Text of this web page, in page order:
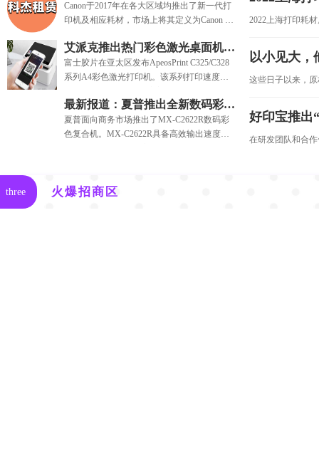
Canon于2017年在各大区域均推出了新一代打
印机及相应耗材，市场上将其定义为Canon 7
艾派克推出热门彩色激光桌面机新品可替代芯片
富士胶片在亚太区发布ApeosPrint C325/C328
系列A4彩色激光打印机。该系列打印速度
最新报道：夏普推出全新数码彩色复合机MX-C2622R
夏普面向商务市场推出了MX-C2622R数码彩
色复合机。MX-C2622R具备高效输出速度，
以小见大，
好印宝推出
three 火爆招商区